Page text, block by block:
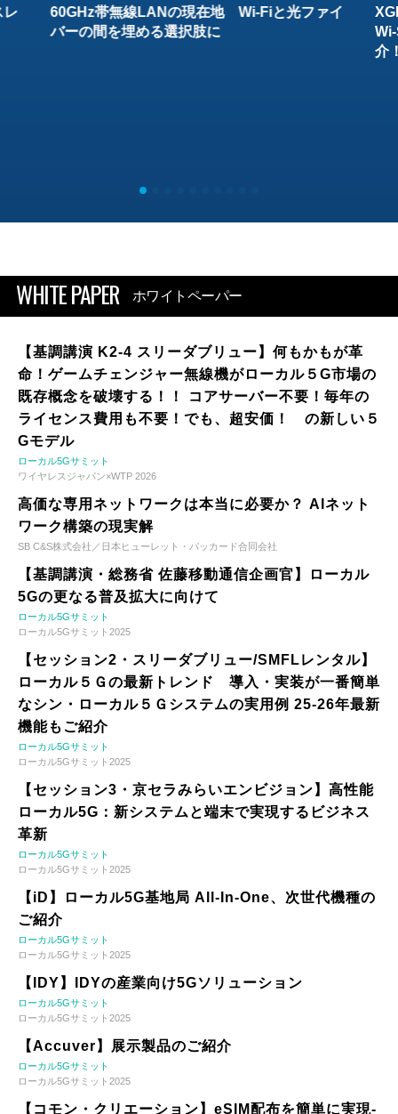
レ
60GHz帯無線LANの現在地 Wi-Fiと光ファイ
バーの間を埋める選択肢に
介
WHITE PAPER ホワイトペーパー
【基調講演 K2-4 スリーダブリュー】何もかもが革
命！ゲームチェンジャー無線機がローカル５G市場の
既存概念を破壊する！！ コアサーバー不要！毎年の
ライセンス費用も不要！でも、超安価！ の新しい５
Gモデル
ローカル5Gサミット
ワイヤレスジャパン×WTP 2026
高価な専用ネットワークは本当に必要か？ AIネット
ワーク構築の現実解
SB C&S株式会社／日本ヒューレット・パッカード合同会社
【基調講演・総務省 佐藤移動通信企画官】ローカル
5Gの更なる普及拡大に向けて
ローカル5Gサミット
ローカル5Gサミット2025
【セッション2・スリーダブリュー/SMFLレンタル】
ローカル５Ｇの最新トレンド 導入・実装が一番簡単
なシン・ローカル５Ｇシステムの実用例 25-26年最新
機能もご紹介
ローカル5Gサミット
ローカル5Gサミット2025
【セッション3・京セラみらいエンビジョン】高性能
ローカル5G：新システムと端末で実現するビジネス
革新
ローカル5Gサミット
ローカル5Gサミット2025
【iD】ローカル5G基地局 All-In-One、次世代機種の
ご紹介
ローカル5Gサミット
ローカル5Gサミット2025
【IDY】IDYの産業向け5Gソリューション
ローカル5Gサミット
ローカル5Gサミット2025
【Accuver】展示製品のご紹介
ローカル5Gサミット
ローカル5Gサミット2025
【コモン・クリエーション】eSIM配布を簡単に実現-